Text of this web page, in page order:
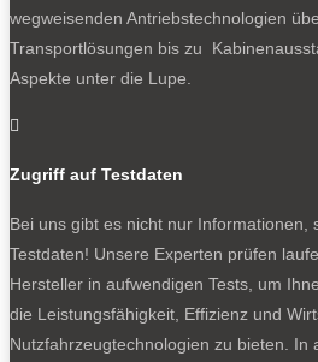
wegweisenden Antriebstechnologien
Transportlösungen bis zu
Aspekte unter die Lupe.

Zugriff auf Testdaten
Bei uns gibt es nicht nur Informationen,
Testdaten! Unsere Experten prüfen
Hersteller in aufwendigen Tests, um
die Leistungsfähigkeit, Effizienz und
Nutzfahrzeugtechnologien zu bieten. In